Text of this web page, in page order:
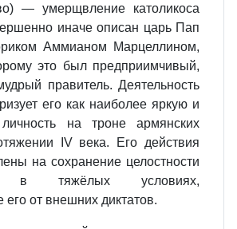
— умерщвление католикоса
иначе описан царь Пап
Аммианом Марцеллином,
это был предприимчивый,
правитель. Деятельность
его как наиболее яркую и
на троне армянских
IV века. Его действия
на сохранение целостности
в тяжёлых условиях,
от внешних диктатов.